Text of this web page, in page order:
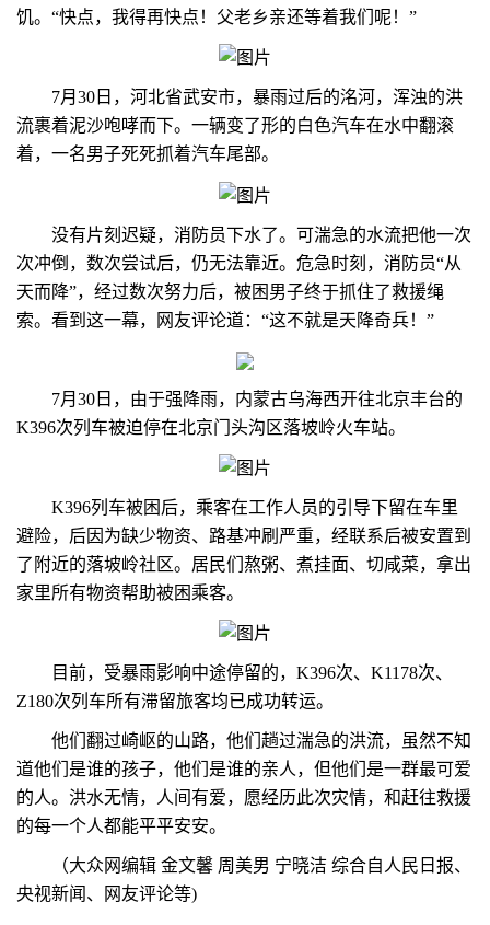
饥。“快点，我得再快点！父老乡亲还等着我们呢！”
7月30日，河北省武安市，暴雨过后的洺河，浑浊的洪
流裹着泥沙咆哮而下。一辆变了形的白色汽车在水中翻滚
着，一名男子死死抓着汽车尾部。
没有片刻迟疑，消防员下水了。可湍急的水流把他一次
次冲倒，数次尝试后，仍无法靠近。危急时刻，消防员“从
天而降”，经过数次努力后，被困男子终于抓住了救援绳
索。看到这一幕，网友评论道：“这不就是天降奇兵！”
7月30日，由于强降雨，内蒙古乌海西开往北京丰台的
K396次列车被迫停在北京门头沟区落坡岭火车站。
K396列车被困后，乘客在工作人员的引导下留在车里
避险，后因为缺少物资、路基冲刷严重，经联系后被安置到
了附近的落坡岭社区。居民们熬粥、煮挂面、切咸菜，拿出
家里所有物资帮助被困乘客。
目前，受暴雨影响中途停留的，K396次、K1178次、
Z180次列车所有滞留旅客均已成功转运。
他们翻过崎岖的山路，他们趟过湍急的洪流，虽然不知
道他们是谁的孩子，他们是谁的亲人，但他们是一群最可爱
的人。洪水无情，人间有爱，愿经历此次灾情，和赶往救援
的每一个人都能平平安安。
（大众网编辑 金文馨 周美男 宁晓洁 综合自人民日报、
央视新闻、网友评论等)